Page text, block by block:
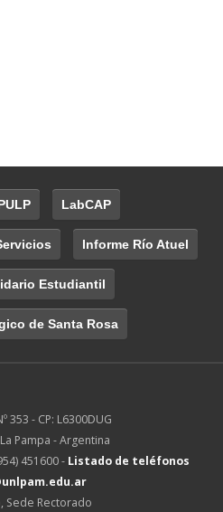
LabCAP
Informe Río Atuel
Estudiantil
de Santa Rosa
353 - CP: L6300DUG
Pampa - Argentina
451600 - Listado de teléfonos
Sede Rectorado